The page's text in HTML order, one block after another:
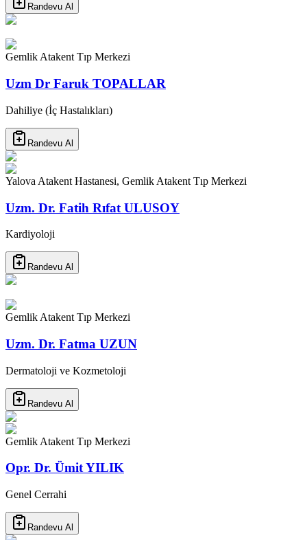
Randevu Al
Gemlik Atakent Tıp Merkezi
Uzm Dr Faruk TOPALLAR
Dahiliye (İç Hastalıkları)
Randevu Al
Yalova Atakent Hastanesi, Gemlik Atakent Tıp Merkezi
Uzm. Dr. Fatih Rıfat ULUSOY
Kardiyoloji
Randevu Al
Gemlik Atakent Tıp Merkezi
Uzm. Dr. Fatma UZUN
Dermatoloji ve Kozmetoloji
Randevu Al
Gemlik Atakent Tıp Merkezi
Opr. Dr. Ümit YILIK
Genel Cerrahi
Randevu Al